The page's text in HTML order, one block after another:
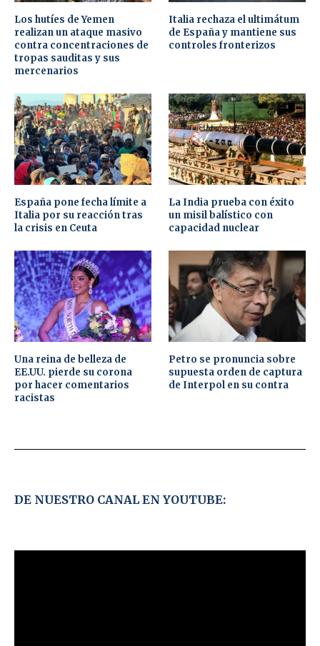
Los hutíes de Yemen
realizan un ataque masivo
contra concentraciones de
tropas sauditas y sus
mercenarios
Italia rechaza el ultimátum
de España y mantiene sus
controles fronterizos
España pone fecha límite a
Italia por su reacción tras
la crisis en Ceuta
La India prueba con éxito
un misil balístico con
capacidad nuclear
Una reina de belleza de
EE.UU. pierde su corona
por hacer comentarios
racistas
Petro se pronuncia sobre
supuesta orden de captura
de Interpol en su contra
DE NUESTRO CANAL EN YOUTUBE: